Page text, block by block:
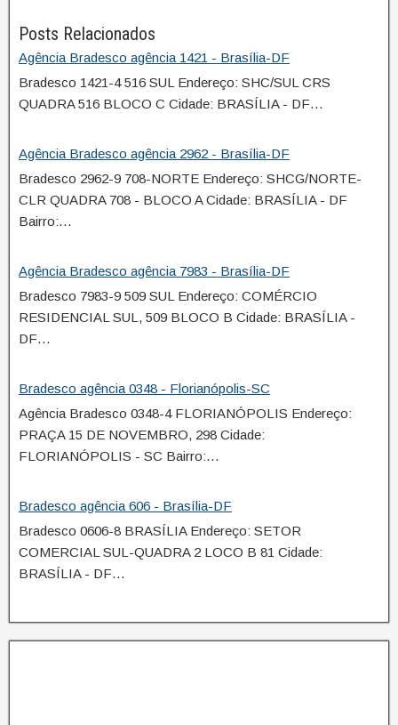
Posts Relacionados
Agência Bradesco agência 1421 - Brasília-DF
Bradesco 1421-4 516 SUL Endereço: SHC/SUL CRS
QUADRA 516 BLOCO C Cidade: BRASÍLIA - DF…
Agência Bradesco agência 2962 - Brasília-DF
Bradesco 2962-9 708-NORTE Endereço: SHCG/NORTE-
CLR QUADRA 708 - BLOCO A Cidade: BRASÍLIA - DF
Bairro:…
Agência Bradesco agência 7983 - Brasília-DF
Bradesco 7983-9 509 SUL Endereço: COMÉRCIO
RESIDENCIAL SUL, 509 BLOCO B Cidade: BRASÍLIA -
DF…
Bradesco agência 0348 - Florianópolis-SC
Agência Bradesco 0348-4 FLORIANÓPOLIS Endereço:
PRAÇA 15 DE NOVEMBRO, 298 Cidade:
FLORIANÓPOLIS - SC Bairro:…
Bradesco agência 606 - Brasília-DF
Bradesco 0606-8 BRASÍLIA Endereço: SETOR
COMERCIAL SUL-QUADRA 2 LOCO B 81 Cidade:
BRASÍLIA - DF…